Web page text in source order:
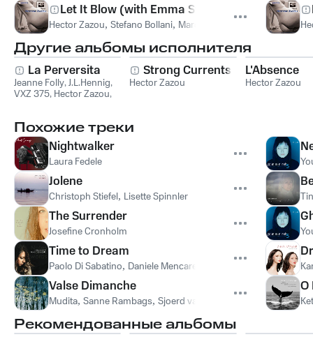
Let It Blow (with Emma Stow)
Hector Zazou, Stefano Bollani, Marco Bardi Emma Stow,
Другие альбомы исполнителя
La Perversita
Jeanne Folly,J.L.Hennig,
VXZ 375, Hector Zazou,
Strong Currents
Hector Zazou
L'Absence
Hector Zazou
Похожие треки
Nightwalker
Laura Fedele
Jolene
Christoph Stiefel, Lisette Spinnler
The Surrender
Josefine Cronholm
Time to Dream
Paolo Di Sabatino, Daniele Mencarelli Glauco Di Sabatino,
Valse Dimanche
Mudita, Sanne Rambags, Sjoerd van Eijck Koen Smits
O
Рекомендованные альбомы